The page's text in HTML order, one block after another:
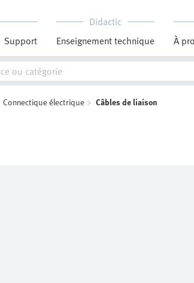
Support
Didactic
Enseignement technique
À
Connectique électrique Câbles de liaison